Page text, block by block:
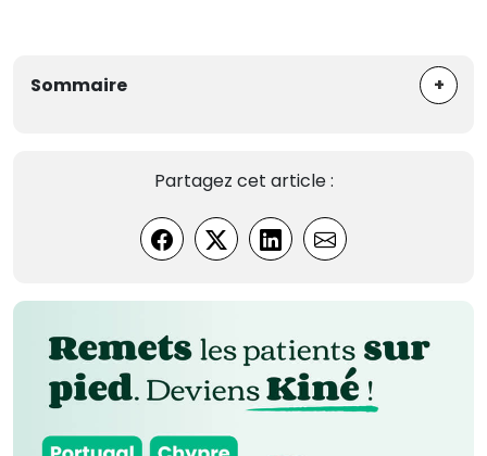
Sommaire +
Partagez cet article :